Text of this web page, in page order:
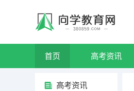
首页 高考资讯
高考资讯